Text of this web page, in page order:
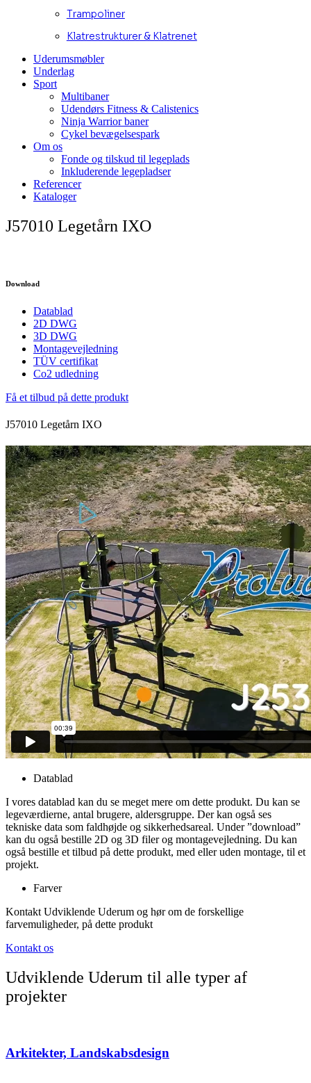
Trampoliner
Klatrestrukturer & Klatrenet
Uderumsmøbler
Underlag
Sport
Multibaner
Udendørs Fitness & Calistenics
Ninja Warrior baner
Cykel bevægelsespark
Om os
Fonde og tilskud til legeplads
Inkluderende legepladser
Referencer
Kataloger
J57010 Legetårn IXO
Download
Datablad
2D DWG
3D DWG
Montagevejledning
TÜV certifikat
Co2 udledning
Få et tilbud på dette produkt
J57010 Legetårn IXO
Datablad
I vores datablad kan du se meget mere om dette produkt. Du kan se
legeværdierne, antal brugere, aldersgruppe. Der kan også ses
tekniske data som faldhøjde og sikkerhedsareal. Under ”download”
kan du også bestille 2D og 3D filer og montagevejledning. Du kan
også bestille et tilbud på dette produkt, med eller uden montage, til et
projekt.
Farver
Kontakt Udviklende Uderum og hør om de forskellige
farvemuligheder, på dette produkt
Kontakt os
Udviklende Uderum til alle typer af
projekter
Arkitekter, Landskabsdesign